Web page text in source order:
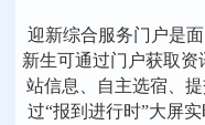
迎新综合服务门户是
新生可通过门户获取资
站信息、自主选宿、
过“报到进行时”大屏